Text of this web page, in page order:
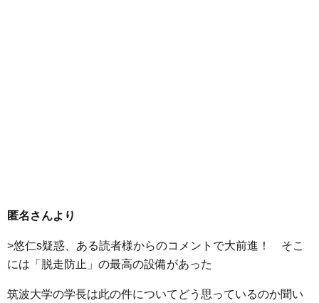
匿名さんより
>悠仁s疑惑、ある読者様からのコメントで大前進！ そこ
には「脱走防止」の最高の設備があった
筑波大学の学長は此の件についてどう思っているのか聞い